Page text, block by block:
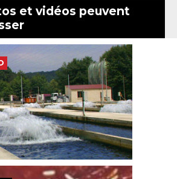
et vidéos peuvent